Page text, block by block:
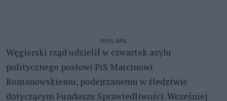
REKLAMA
Węgierski rząd udzielił w czwartek azylu
politycznego posłowi PiS Marcinowi
Romanowskiemu, podejrzanemu w śledztwie
dotyczącym Funduszu Sprawiedliwości. Wcześniej